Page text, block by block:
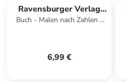
Ravensburger Verlag
GmbH
Buch - Malen nach Zahlen -
6,99 €